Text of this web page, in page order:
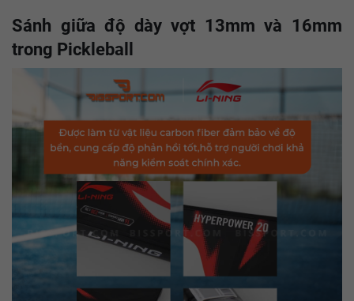
Sánh giữa độ dày vợt 13mm và 16mm
trong Pickleball